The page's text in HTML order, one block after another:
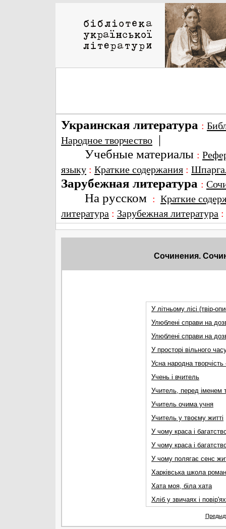
Украинская литература :
Народное творчество |
Учебные материалы :
языку : Краткие содержания :
Зарубежная литература :
На русском : Краткие
литература : Зарубежная литература
Сочинения.
У літньому лісі (твір-
Улюблені справи на
Улюблені справи на
У просторi вiльного
Усна народна
Учень і вчитель
Учитель, перед іменем
Учитель очима учня
Учитель у твоєму житті
У чому краса і
У чому краса і
У чому полягає сенс
Харківська школа
Хата моя, біла хата
Хліб у звичаях і